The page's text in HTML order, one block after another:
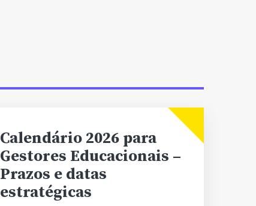
Calendário 2026 para
Gestores Educacionais –
Prazos e datas
estratégicas